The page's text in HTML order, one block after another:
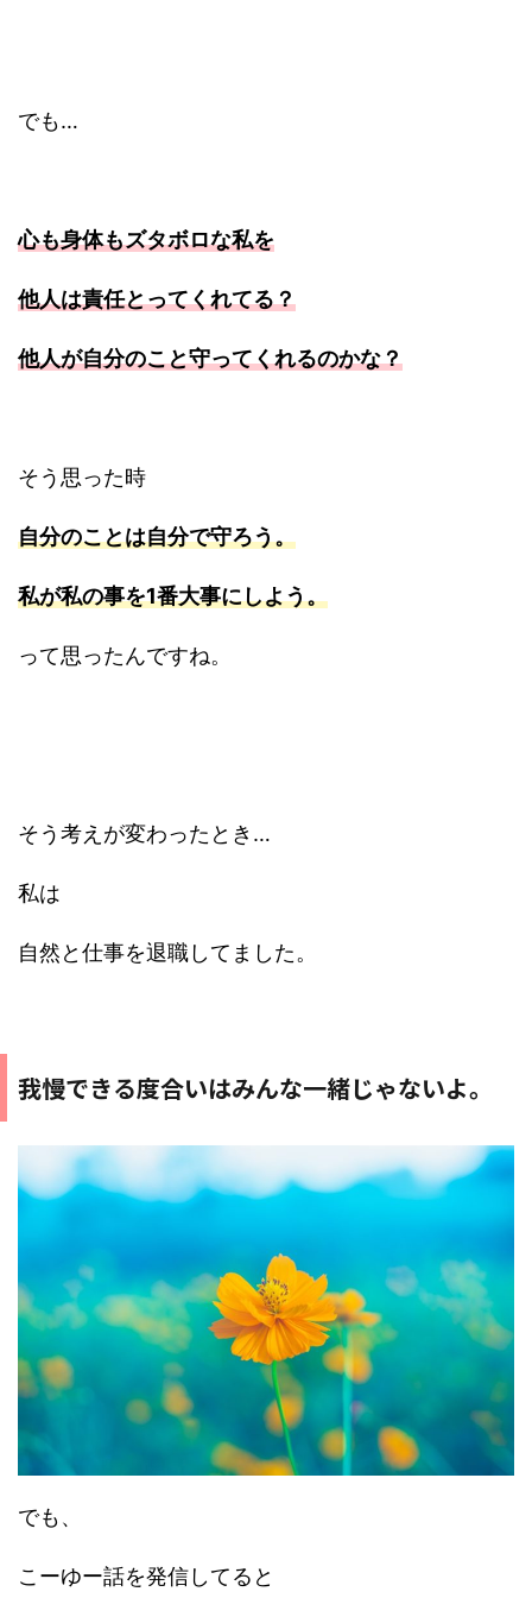
でも…
心も身体もズタボロな私を
他人は責任とってくれてる？
他人が自分のこと守ってくれるのかな？
そう思った時
自分のことは自分で守ろう。
私が私の事を1番大事にしよう。
って思ったんですね。
そう考えが変わったとき…
私は
自然と仕事を退職してました。
我慢できる度合いはみんな一緒じゃないよ。
でも、
こーゆー話を発信してると